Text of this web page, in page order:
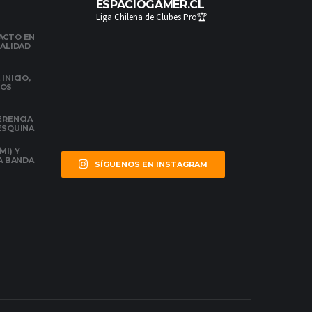
EN
INICIO,
Y
BANDA
ESPACIOGAMER.CL
Liga Chilena de Clubes Pro🏆
SÍGUENOS EN INSTAGRAM